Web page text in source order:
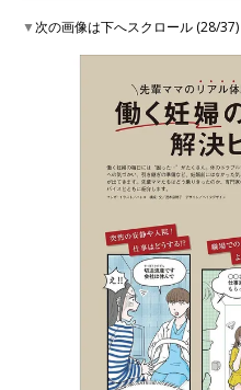
▼次の画像は下へスクロール (28/37)